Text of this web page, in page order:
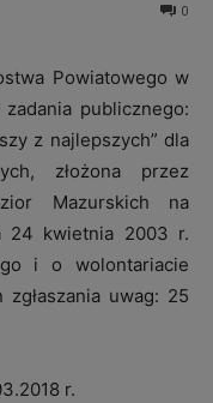
0
Powiatowego w
publicznego:
z najlepszych” dla
złożona przez
Mazurskich na
24 kwietnia 2003 r.
i o wolontariacie
uwag: 25
r.